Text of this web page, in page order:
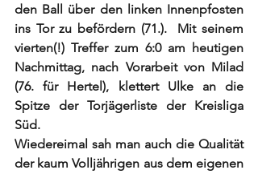
den Ball über den linken Innenpfosten
ins Tor zu befördern (71.).  Mit seinem
vierten(!) Treffer zum 6:0 am heutigen
Nachmittag, nach Vorarbeit von Milad
(76. für Hertel), klettert Ulke an die
Spitze der Torjägerliste der Kreisliga
Süd.
Wiedereimal sah man auch die Qualität
der kaum Volljährigen aus dem eigenen